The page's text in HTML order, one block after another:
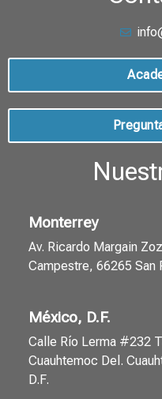
Monterrey
Av. Ricardo Margain
Campestre, 66265 San
México, D.F.
Calle Río Lerma #232
Cuauhtemoc Del.
D.F.